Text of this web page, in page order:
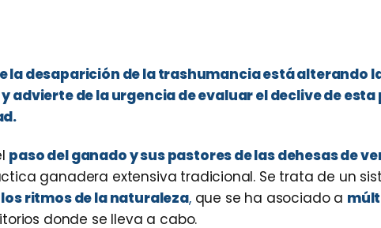
la desaparición de la trashumancia está alterando
advierte de la urgencia de evaluar el declive de
paso del ganado y sus pastores de las dehesas de
ganadera extensiva tradicional. Se trata de un
ritmos de la naturaleza,que se ha asociado a
donde se lleva a cabo.